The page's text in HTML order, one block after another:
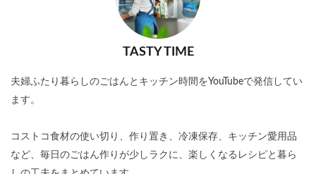
TASTY TIME
夫婦ふたり暮らしのごはんとキッチン時間をYouTubeで発信してい
ます。
コストコ食材の使い切り、作り置き、冷凍保存、キッチン愛用品
など、毎日のごはん作りが少しラクに、楽しくなるレシピと暮ら